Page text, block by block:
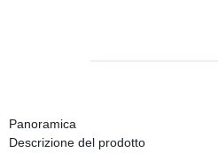
Panoramica
Descrizione del prodotto